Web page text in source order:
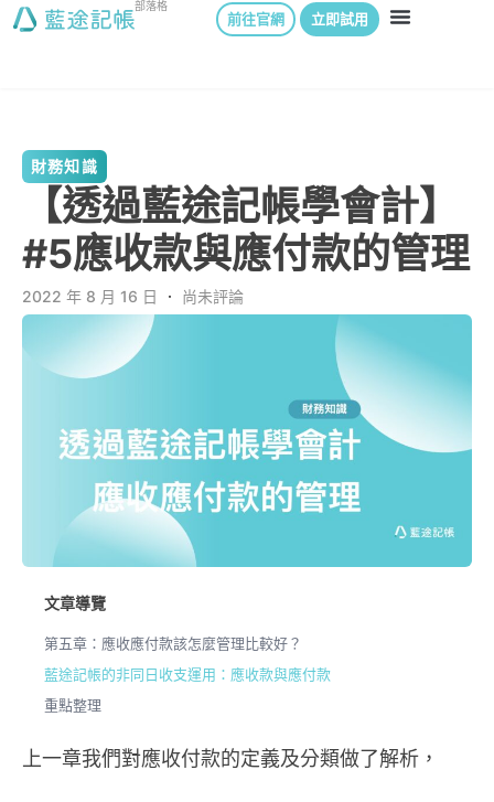
部落格
前往官網 立即試用
財務知識
【透過藍途記帳學會計】
#5應收款與應付款的管理
2022 年 8 月 16 日 ． 尚未評論
文章導覽
第五章：應收應付款該怎麼管理比較好？
藍途記帳的非同日收支運用：應收款與應付款
重點整理
上一章我們對應收付款的定義及分類做了解析，